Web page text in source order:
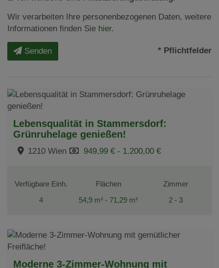
Wir verarbeiten Ihre personenbezogenen Daten, weitere
Informationen finden Sie hier.
Senden * Pflichtfelder
Lebensqualität in Stammersdorf:
Grünruhelage genießen!
1210 Wien 949,99 € - 1.200,00 €
Verfügbare Einh.
4
Flächen
54,9 m² - 71,29 m²
Zimmer
2 - 3
Moderne 3-Zimmer-Wohnung mit